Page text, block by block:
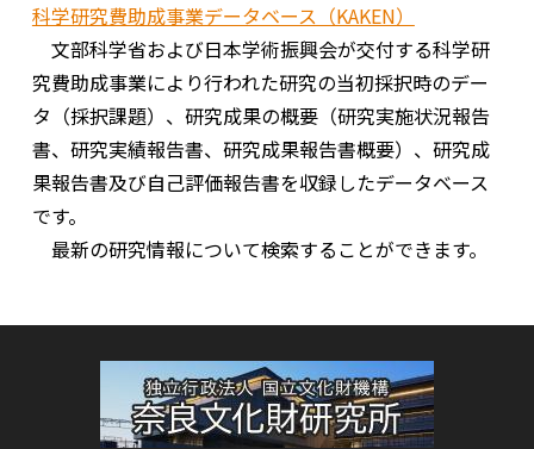
科学研究費助成事業データベース（KAKEN）
文部科学省および日本学術振興会が交付する科学研
究費助成事業により行われた研究の当初採択時のデー
タ（採択課題）、研究成果の概要（研究実施状況報告
書、研究実績報告書、研究成果報告書概要）、研究成
果報告書及び自己評価報告書を収録したデータベース
です。
最新の研究情報について検索することができます。